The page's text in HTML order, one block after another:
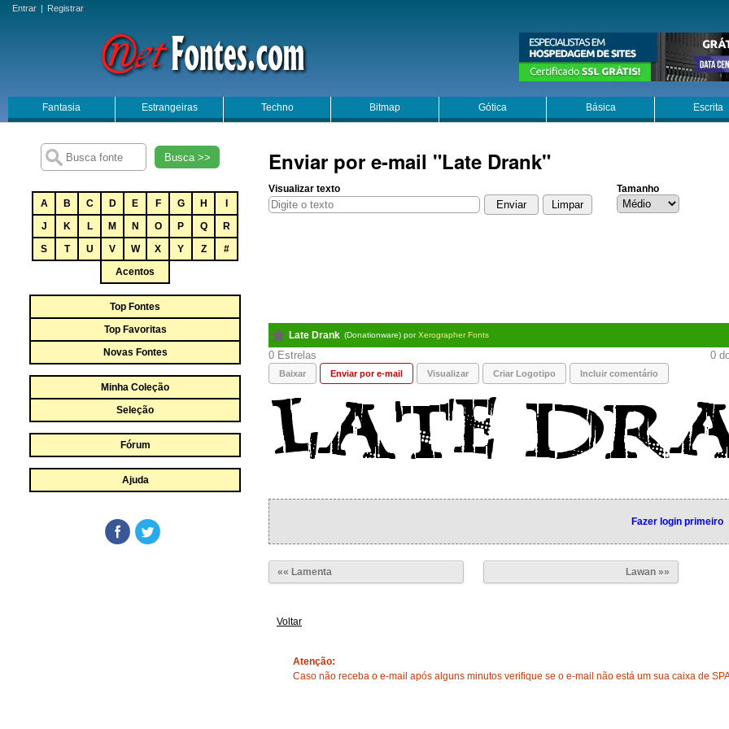
Entrar | Registrar
Fantasia Estrangeiras Techno Bitmap Gótica Básica Escrita
Busca >>
A B C D E F G H
J
K L M N O P Q
R
S
T U V W X Y Z
#
Acentos
Top Fontes
Top Favoritas
Novas Fontes
Minha Coleção
Seleção
Fórum
Ajuda
Enviar por e-mail "Late Drank"
Visualizar texto Tamanho
Late Drank (Donationware) porXerographer Fonts
0 0
Baixar Enviar por e-mail Visualizar Criar Logotipo Incluir comentário
Fazer login primeiro
«« Lamenta Lawan »»
Voltar
Atenção:
Caso não receba o e-mail após alguns minutos verifique se o e-mail não está um sua caixa de